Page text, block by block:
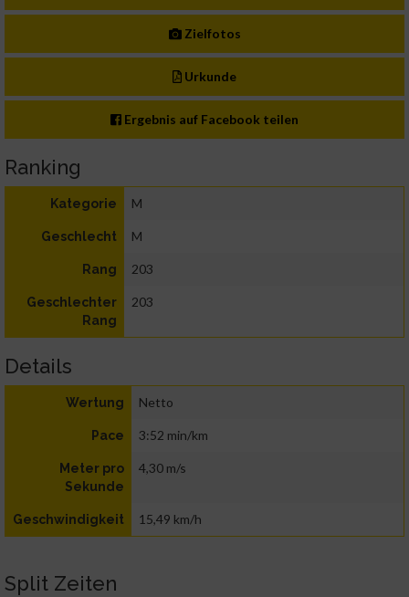
Zielfotos
Urkunde
Ergebnis auf Facebook teilen
Ranking
Kategorie M
Geschlecht M
Rang 203
Geschlechter
Rang
203
Details
Wertung Netto
Pace 3:52 min/km
Meter pro
Sekunde
4,30 m/s
Geschwindigkeit 15,49 km/h
Split Zeiten